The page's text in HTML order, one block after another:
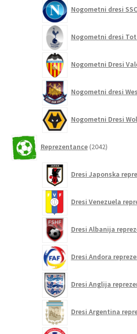
Nogometni dresi
Nogometni dresi
Nogometni Dresi
Nogometni dresi
Nogometni Dresi
Reprezentance 2042izdelkov
Dresi Japonska
Dresi Venezuela
Dresi Albanija
Dresi Andora
Dresi Anglija
Dresi Argentina